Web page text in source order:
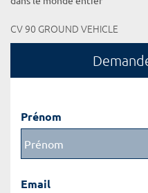
CV 90 GROUND VEHICLE
Prénom
Email